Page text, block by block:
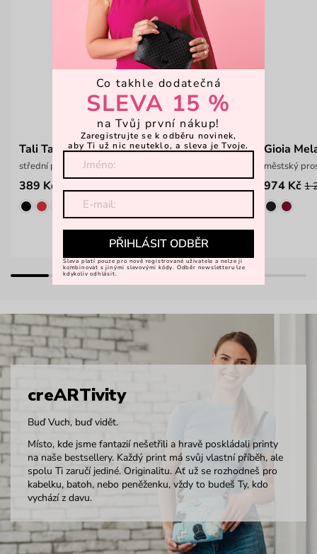
Tali Tammy Blue
střední puntíkatá peněženka na patent
389 Kč
Gioia
městský
974 Kč 1
creARTivity
Buď Vuch, buď vidět.
Místo, kde jsme fantazií nešetřili a hravě poskládali printy
na naše bestsellery. Každý print má svůj vlastní příběh, ale
spolu Ti zaručí jediné. Originalitu. Ať už se rozhodneš pro
kabelku, batoh, nebo peněženku, vždy to budeš Ty, kdo
vychází z davu.
Co takhle dodatečná
SLEVA 15 %
na Tvůj první nákup!
Zaregistrujte se k odběru novinek,
aby Ti už nic neuteklo, a sleva je Tvoje.
PŘIHLÁSIT ODBĚR
Sleva platí pouze pro nově registrované uživatele a nelze ji
kombinovat s jinými slevovými kódy. Odběr newsletteru lze
kdykoliv odhlásit.